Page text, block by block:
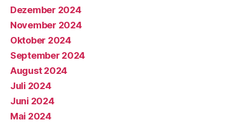
Dezember 2024
November 2024
Oktober 2024
September 2024
August 2024
Juli 2024
Juni 2024
Mai 2024